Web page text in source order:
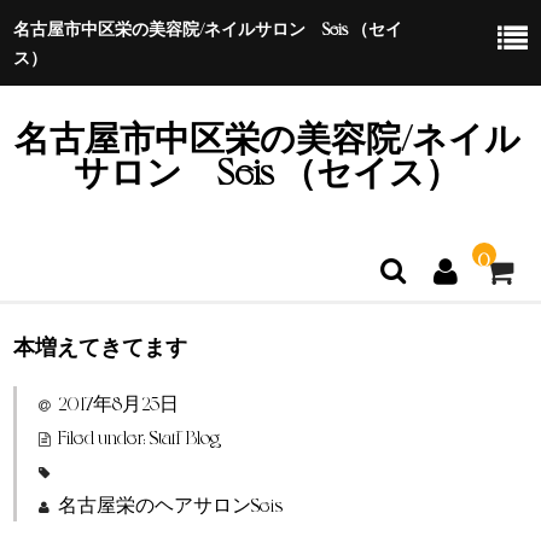
名古屋市中区栄の美容院/ネイルサロン Seis （セイ
ス）
名古屋市中区栄の美容院/ネイル
サロン Seis （セイス）
0
ホーム
特定商取引法に基づく表示
本増えてきてます
2017年8月25日
Filed under:Staff Blog
名古屋栄のヘアサロンSeis